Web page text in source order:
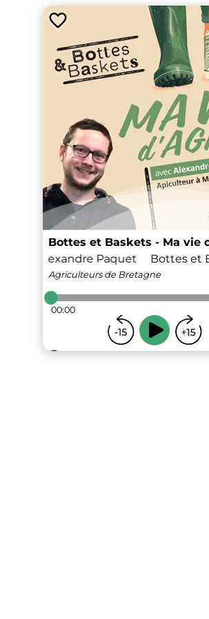
- Alexandre Paquet
Bottes et
Agriculteurs de Bretagne
00:00